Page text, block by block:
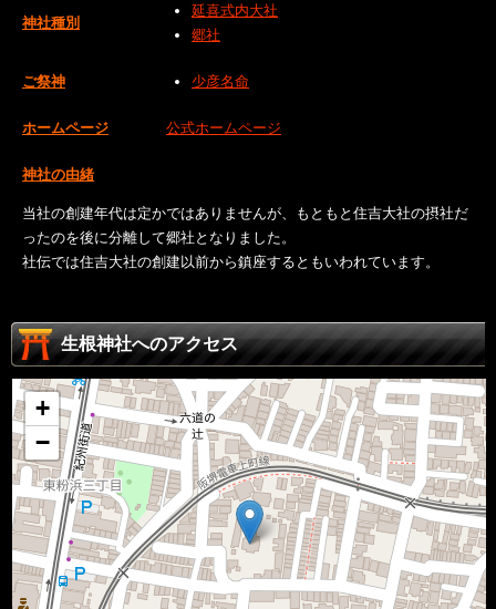
神社種別
延喜式内大社
郷社
ご祭神 少彦名命
ホームページ 公式ホームページ
神社の由緒
当社の創建年代は定かではありませんが、もともと住吉大社の摂社だ
ったのを後に分離して郷社となりました。
社伝では住吉大社の創建以前から鎮座するともいわれています。
生根神社へのアクセス
+
−